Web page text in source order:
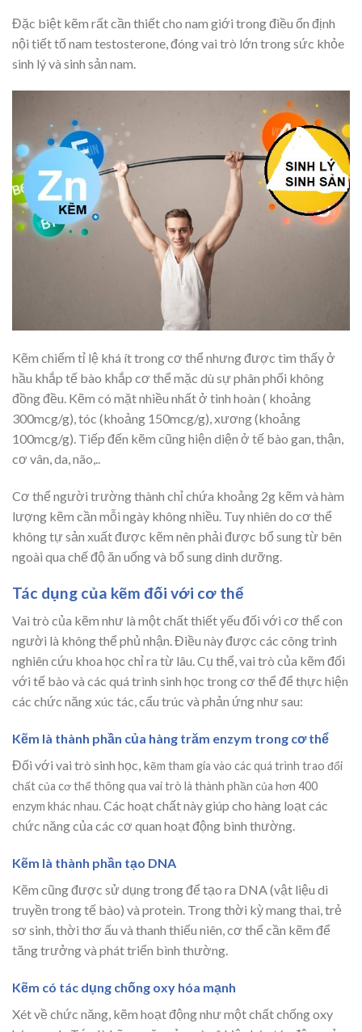
Đặc biệt kẽm rất cần thiết cho nam giới trong điều ổn định
nội tiết tố nam testosterone, đóng vai trò lớn trong sức khỏe
sinh lý và sinh sản nam.
Kẽm chiếm tỉ lệ khá ít trong cơ thể nhưng được tìm thấy ở
hầu khắp tế bào khắp cơ thể mặc dù sự phân phối không
đồng đều. Kẽm có mặt nhiều nhất ở tinh hoàn ( khoảng
300mcg/g), tóc (khoảng 150mcg/g), xương (khoảng
100mcg/g). Tiếp đến kẽm cũng hiện diện ở tế bào gan, thận,
cơ vân, da, não,..
Cơ thể người trường thành chỉ chứa khoảng 2g kẽm và hàm
lượng kẽm cần mỗi ngày không nhiều. Tuy nhiên do cơ thể
không tự sản xuất được kẽm nên phải được bổ sung từ bên
ngoài qua chế độ ăn uống và bổ sung dinh dưỡng.
Tác dụng của kẽm đối với cơ thể
Vai trò của kẽm như là một chất thiết yếu đối với cơ thể con
người là không thể phủ nhận. Điều này được các công trình
nghiên cứu khoa học chỉ ra từ lâu. Cụ thể, vai trò của kẽm đối
với tế bào và các quá trình sinh học trong cơ thể để thực hiện
các chức năng xúc tác, cấu trúc và phản ứng như sau:
Kẽm là thành phần của hàng trăm enzym trong cơ thể
Đối với vai trò sinh học, kẽm tham gia vào các quá trình trao đổi
chất của cơ thể thông qua vai trò là thành phần của hơn 400
enzym khác nhau.Các hoạt chất này giúp cho hàng loạt các
chức năng của các cơ quan hoạt động bình thường.
Kẽm là thành phần tạo DNA
Kẽm cũng được sử dụng trong để tạo ra DNA (vật liệu di
truyền trong tế bào) và protein. Trong thời kỳ mang thai, trẻ
sơ sinh, thời thơ ấu và thanh thiếu niên, cơ thể cần kẽm để
tăng trưởng và phát triển bình thường.
Kẽm có tác dụng chống oxy hóa mạnh
Xét về chức năng, kẽm hoạt động như một chất chống oxy